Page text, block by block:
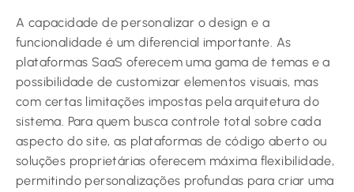
A capacidade de personalizar o design e a
funcionalidade é um diferencial importante. As
plataformas SaaS oferecem uma gama de temas e a
possibilidade de customizar elementos visuais, mas
com certas limitações impostas pela arquitetura do
sistema. Para quem busca controle total sobre cada
aspecto do site, as plataformas de código aberto ou
soluções proprietárias oferecem máxima flexibilidade,
permitindo personalizações profundas para criar uma